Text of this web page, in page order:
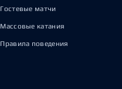
Гостевые матчи
Массовые катания
Правила поведения